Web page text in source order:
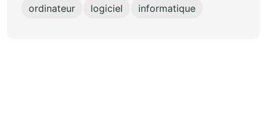
ordinateur logiciel informatique